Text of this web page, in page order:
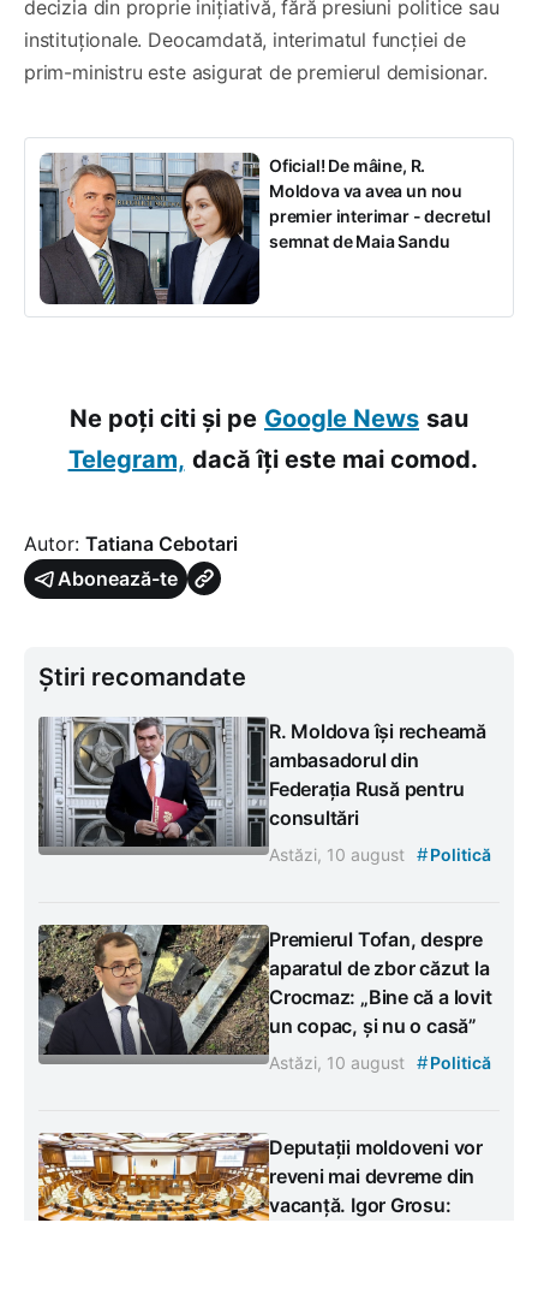
decizia din proprie inițiativă, fără presiuni politice sau
instituționale. Deocamdată, interimatul funcției de
prim-ministru este asigurat de premierul demisionar.
Oficial! De mâine, R.
Moldova va avea un nou
premier interimar - decretul
semnat de Maia Sandu
Ne poți citi și pe Google News sau
Telegram, dacă îți este mai comod.
Autor: Tatiana Cebotari
Abonează-te
Știri recomandate
R. Moldova își recheamă
ambasadorul din
Federația Rusă pentru
consultări
Astăzi, 10 august #Politică
Premierul Tofan, despre
aparatul de zbor căzut la
Crocmaz: „Bine că a lovit
un copac, și nu o casă”
Astăzi, 10 august #Politică
Deputații moldoveni vor
reveni mai devreme din
vacanță. Igor Grosu: